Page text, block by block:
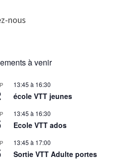
nous
à venir
13:45 à 16:30
école VTT jeunes
13:45 à 16:30
Ecole VTT ados
13:45 à 17:00
Sortie VTT Adulte portes